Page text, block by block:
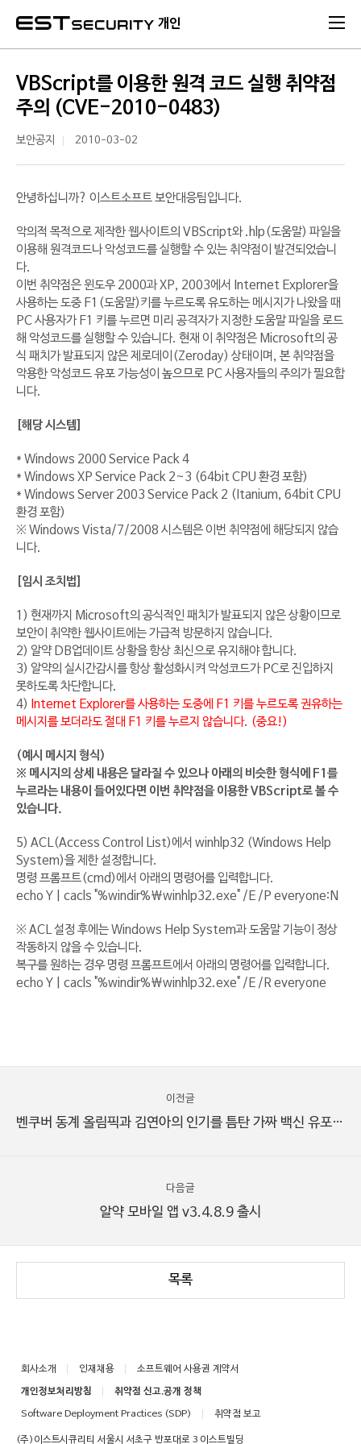
개인
VBScript를 이용한 원격 코드 실행 취약점
주의 (CVE-2010-0483)
보안공지 2010-03-02
안녕하십니까? 이스트소프트 보안대응팀입니다.
악의적 목적으로 제작한 웹사이트의 VBScript와 .hlp(도움말) 파일을
이용해 원격코드나 악성코드를 실행할 수 있는 취약점이 발견되었습니
다.
이번 취약점은 윈도우 2000과 XP, 2003에서 Internet Explorer을
사용하는 도중 F1(도움말)키를 누르도록 유도하는 메시지가 나왔을 때
PC 사용자가 F1 키를 누르면 미리 공격자가 지정한 도움말 파일을 로드
해 악성코드를 실행할 수 있습니다. 현재 이 취약점은 Microsoft의 공
식 패치가 발표되지 않은 제로데이(Zeroday) 상태이며, 본 취약점을
악용한 악성코드 유포 가능성이 높으므로 PC 사용자들의 주의가 필요합
니다.
[해당 시스템]
* Windows 2000 Service Pack 4
* Windows XP Service Pack 2~3 (64bit CPU 환경 포함)
* Windows Server 2003 Service Pack 2 (Itanium, 64bit CPU
환경 포함)
※ Windows Vista/7/2008 시스템은 이번 취약점에 해당되지 않습
니다.
[임시 조치법]
1) 현재까지 Microsoft의 공식적인 패치가 발표되지 않은 상황이므로
보안이 취약한 웹사이트에는 가급적 방문하지 않습니다.
2) 알약 DB업데이트 상황을 항상 최신으로 유지해야 합니다.
3) 알약의 실시간감시를 항상 활성화시켜 악성코드가 PC로 진입하지
못하도록 차단합니다.
4) Internet Explorer를 사용하는 도중에 F1 키를 누르도록 권유하는
메시지를 보더라도 절대 F1 키를 누르지 않습니다. (중요!)
(예시 메시지 형식)
※ 메시지의 상세 내용은 달라질 수 있으나 아래의 비슷한 형식에 F1를
누르라는 내용이 들어있다면 이번 취약점을 이용한 VBScript로 볼 수
있습니다.
5) ACL(Access Control List)에서 winhlp32 (Windows Help
System)을 제한 설정합니다.
명령 프롬프트(cmd)에서 아래의 명령어를 입력합니다.
echo Y | cacls "%windir%\winhlp32.exe" /E /P everyone:N
※ ACL 설정 후에는 Windows Help System과 도움말 기능이 정상
작동하지 않을 수 있습니다.
복구를 원하는 경우 명령 프롬프트에서 아래의 명령어를 입력합니다.
echo Y | cacls "%windir%\winhlp32.exe" /E /R everyone
이전글
벤쿠버 동계 올림픽과 김연아의 인기를 틈탄 가짜 백신 유포 주의
다음글
알약 모바일 앱 v3.4.8.9 출시
목록
회사소개 인재채용
소프트웨어 사용권 계약서
개인정보처리방침
취약점 신고.공개 정책
Software Deployment Practices (SDP)
취약점 보고
(주)이스트시큐리티 서울시 서초구 반포대로 3 이스트빌딩